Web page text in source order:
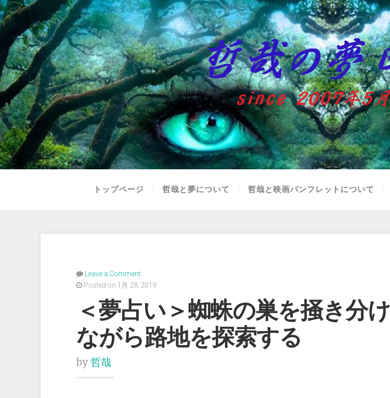
トップページ 哲哉と夢について 哲哉と映画パンフレットについて
Leave a Comment
Posted on 1月 28, 2019
＜夢占い＞蜘蛛の巣を掻き分け
ながら路地を探索する
by 哲哉